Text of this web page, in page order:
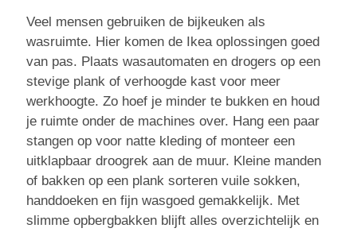
Veel mensen gebruiken de bijkeuken als
wasruimte. Hier komen de Ikea oplossingen goed
van pas. Plaats wasautomaten en drogers op een
stevige plank of verhoogde kast voor meer
werkhoogte. Zo hoef je minder te bukken en houd
je ruimte onder de machines over. Hang een paar
stangen op voor natte kleding of monteer een
uitklapbaar droogrek aan de muur. Kleine manden
of bakken op een plank sorteren vuile sokken,
handdoeken en fijn wasgoed gemakkelijk. Met
slimme opbergbakken blijft alles overzichtelijk en